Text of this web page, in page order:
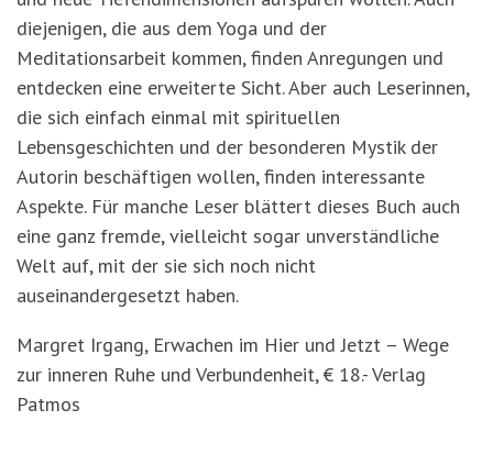
diejenigen, die aus dem Yoga und der
Meditationsarbeit kommen, finden Anregungen und
entdecken eine erweiterte Sicht. Aber auch Leserinnen,
die sich einfach einmal mit spirituellen
Lebensgeschichten und der besonderen Mystik der
Autorin beschäftigen wollen, finden interessante
Aspekte. Für manche Leser blättert dieses Buch auch
eine ganz fremde, vielleicht sogar unverständliche
Welt auf, mit der sie sich noch nicht
auseinandergesetzt haben.
Margret Irgang, Erwachen im Hier und Jetzt – Wege
zur inneren Ruhe und Verbundenheit, € 18.- Verlag
Patmos